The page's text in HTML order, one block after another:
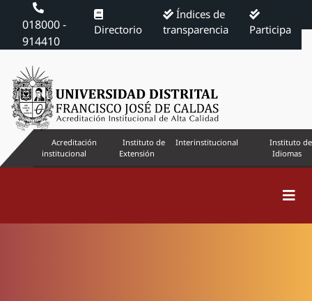
018000 -
914410
Directorio
Índices de
transparencia
Participa
Acreditación
institucional
Instituto de
Extensión
Interinstitucional
Instituto de
Idiomas